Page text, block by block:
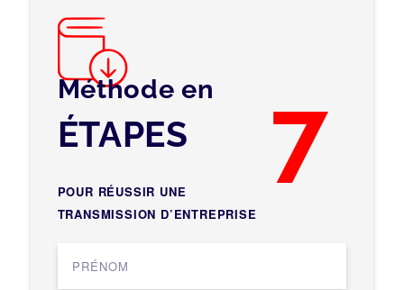
Méthode en 7
ÉTAPES
POUR RÉUSSIR UNE
TRANSMISSION D’ENTREPRISE